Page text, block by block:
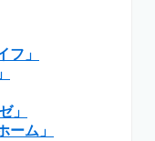
フ」
」
ーム」